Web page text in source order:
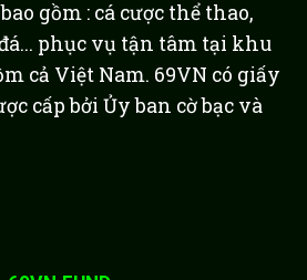
gồm : cá cược thể thao,
phục vụ tận tâm tại khu
cả Việt Nam. 69VN có giấy
cấp bởi Ủy ban cờ bạc và